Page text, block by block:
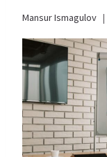
Mansur Ismagulov